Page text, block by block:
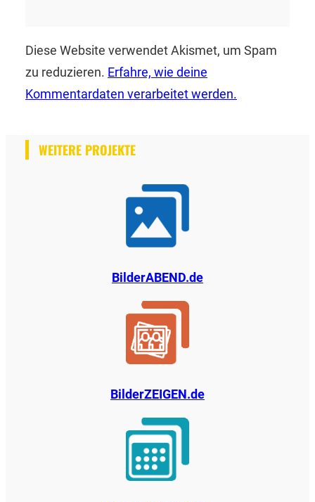
Diese Website verwendet Akismet, um Spam
zu reduzieren. Erfahre, wie deine
Kommentardaten verarbeitet werden.
WEITERE PROJEKTE
BilderABEND.de
BilderZEIGEN.de